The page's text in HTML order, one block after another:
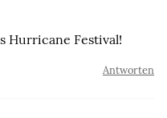
Hurricane Festival!
Antworten